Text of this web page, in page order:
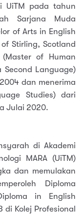
UiTM pada tahun
Sarjana Muda
of Arts in English
Stirling, Scotland
(Master of Human
Second Language)
dan menerima
Studies) dari
Julai 2020.
di Akademi
MARA (UiTM)
dan memulakan
Diploma
in English
Kolej Profesional